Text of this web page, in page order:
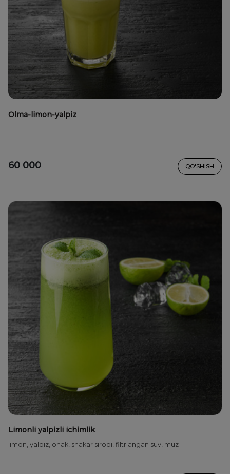
Olma-limon-yalpiz
60 000 QO'SHISH
Limonli yalpizli ichimlik
limon, yalpiz, ohak, shakar siropi, filtrlangan suv, muz